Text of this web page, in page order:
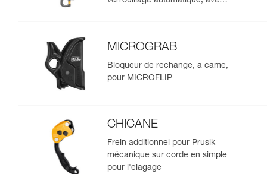
MICROGRAB
Bloqueur de rechange, à came,
pour MICROFLIP
CHICANE
Frein additionnel pour Prusik
mécanique sur corde en simple
pour l'élagage